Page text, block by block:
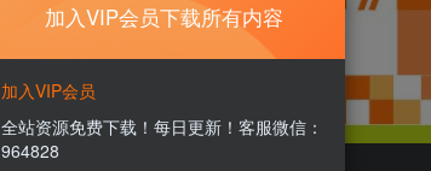
加入VIP会员下载所有内容
加入VIP会员
全站资源免费下载！每日更新！客服微信：
964828